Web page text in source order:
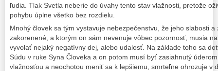
ľudia. Tlak Svetla neberie do úvahy tento stav vlažnosti, pretože
pohybu úplne všetko bez rozdielu.
Mnohý človek sa tým vystavuje nebezpečenstvu, že jeho slabosti
zakorenené, a ktorým on sám nevenuje vôbec pozornosť, musia
vyvolať nejaký negatívny dej, alebo udalosť. Na základe toho sa
Súdu v ruke Syna Človeka a on potom musí byť zasiahnutý
vlažnosťou a neochotou meniť sa k lepšiemu, smrteľne ohrozuje v